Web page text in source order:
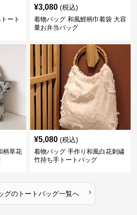
ート
¥3,080 (税込)
着物バッグ 和風鯉柄巾着袋 大容
量お弁当バッグ
柄草花
¥5,080 (税込)
着物バッグ 手作り和風白花刺繍
竹持ち手トートバッグ
グのトートバッグ一覧へ ›